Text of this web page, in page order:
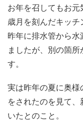
お年を召してもお
歳月を刻んだキッチ
昨年に排水管から水
ましたが、別の箇
す。
実は昨年の夏に奥様
をされたのを見て
いたとのこと。